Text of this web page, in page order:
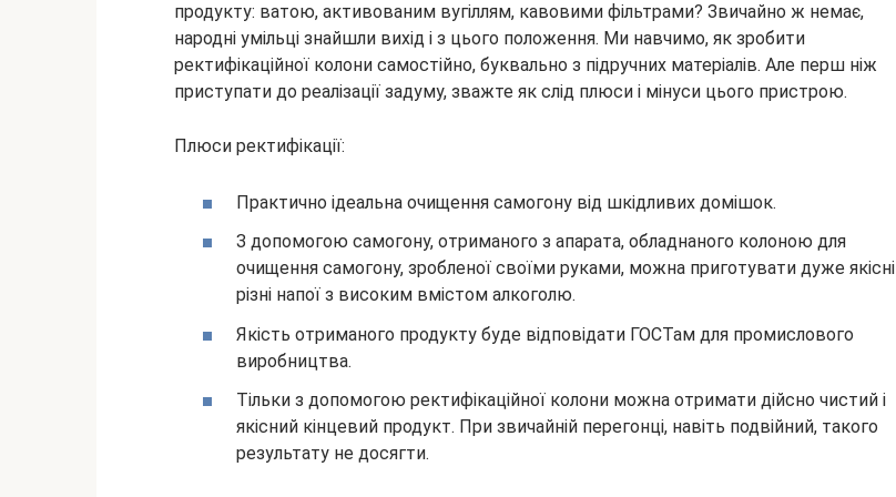
продукту: ватою, активованим вугіллям, кавовими фільтрами? Звичайно ж немає,
народні умільці знайшли вихід і з цього положення. Ми навчимо, як зробити
ректифікаційної колони самостійно, буквально з підручних матеріалів. Але перш ніж
приступати до реалізації задуму, зважте як слід плюси і мінуси цього пристрою.
Плюси ректифікації:
Практично ідеальна очищення самогону від шкідливих домішок.
З допомогою самогону, отриманого з апарата, обладнаного колоною для
очищення самогону, зробленої своїми руками, можна приготувати дуже якісні
різні напої з високим вмістом алкоголю.
Якість отриманого продукту буде відповідати ГОСТам для промислового
виробництва.
Тільки з допомогою ректифікаційної колони можна отримати дійсно чистий і
якісний кінцевий продукт. При звичайній перегонці, навіть подвійний, такого
результату не досягти.